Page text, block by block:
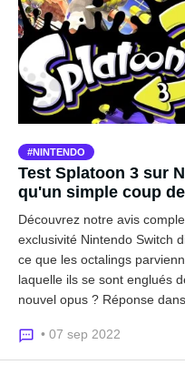
NINTENDO
Test Splatoon 3 sur
qu'un simple coup
Découvrez notre avis
exclusivité Nintendo Switch
ce que les octalings
laquelle ils se sont englués
nouvel opus ? Réponse
• 07 sep 2022